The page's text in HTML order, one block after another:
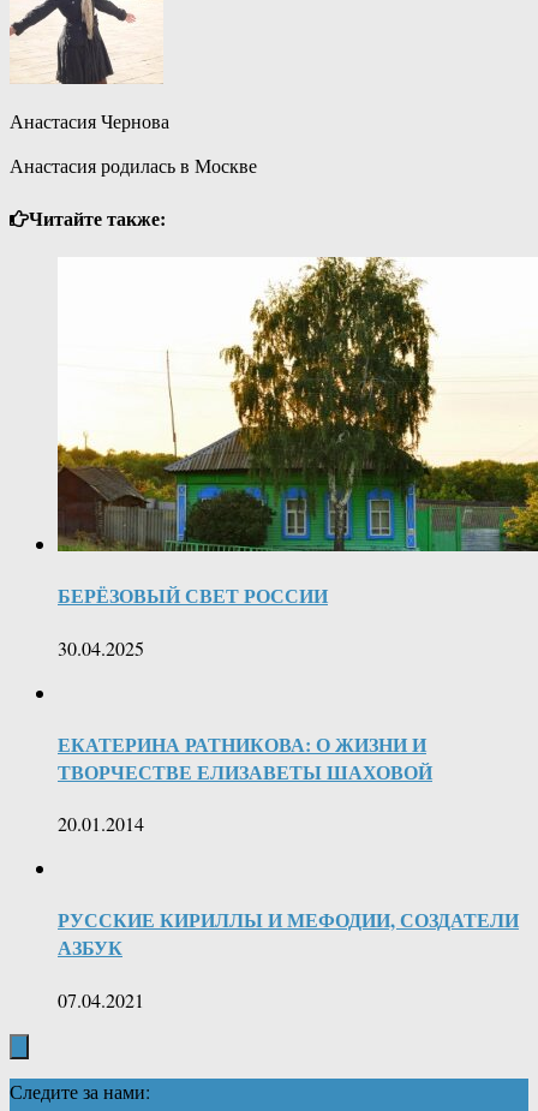
Анастасия Чернова
Анастасия родилась в Москве
Читайте также:
БЕРЁЗОВЫЙ СВЕТ РОССИИ
30.04.2025
ЕКАТЕРИНА РАТНИКОВА: О ЖИЗНИ И
ТВОРЧЕСТВЕ ЕЛИЗАВЕТЫ ШАХОВОЙ
20.01.2014
РУССКИЕ КИРИЛЛЫ И МЕФОДИИ, СОЗДАТЕЛИ
АЗБУК
07.04.2021
Следите за нами: